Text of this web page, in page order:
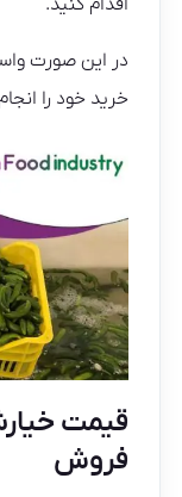
اقدام کنید.
در این صورت
خرید خود را
قیمت
فروش